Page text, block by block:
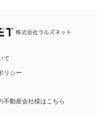
て
リシー
不動産会社様はこちら